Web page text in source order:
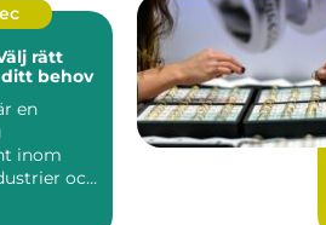
rätt
behov
en
inom
och